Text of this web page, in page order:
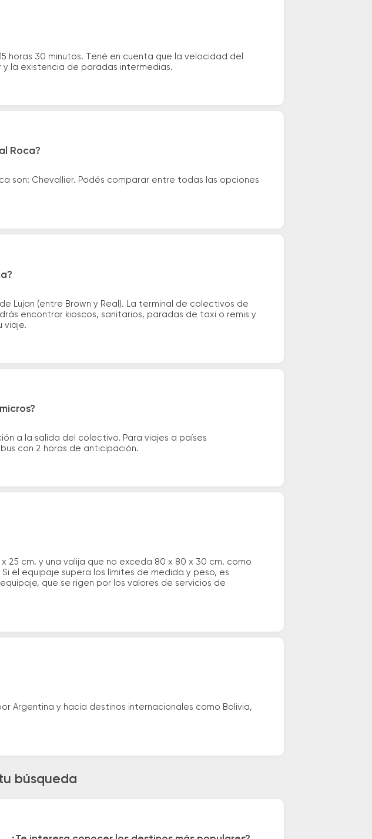
horas 30 minutos. Tené en cuenta que la velocidad del
la existencia de paradas intermedias.
Roca?
son: Chevallier. Podés comparar entre todas las opciones
Lujan (entre Brown y Real). La terminal de colectivos de
encontrar kioscos, sanitarios, paradas de taxi o remis y
viaje.
a la salida del colectivo. Para viajes a países
con 2 horas de anticipación.
25 cm. y una valija que no exceda 80 x 80 x 30 cm. como
el equipaje supera los límites de medida y peso, es
que se rigen por los valores de servicios de
Argentina y hacia destinos internacionales como Bolivia,
búsqueda